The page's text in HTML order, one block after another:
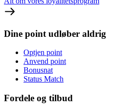
Dine point udløber aldrig
Optjen point
Anvend point
Bonusnat
Status Match
Fordele og tilbud